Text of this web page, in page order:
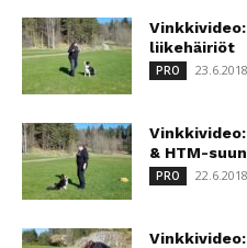
liikehäiriöt
PRO 23.6.2018
& HTM-
PRO 22.6.2018